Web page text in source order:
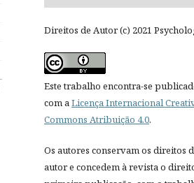
Direitos de Autor (c) 2021
Este trabalho encontra-se
com a Licença Internacional
Commons Atribuição 4.0.
Os autores conservam os direitos
autor e concedem à revista o